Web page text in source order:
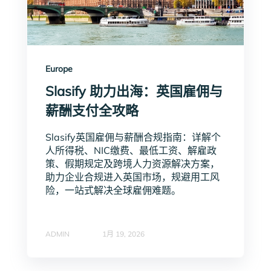
Europe
Slasify 助力出海：英国雇佣与
薪酬支付全攻略
Slasify英国雇佣与薪酬合规指南：详解个
人所得税、NIC缴费、最低工资、解雇政
策、假期规定及跨境人力资源解决方案，
助力企业合规进入英国市场，规避用工风
险，一站式解决全球雇佣难题。
ADMIN 1月 19, 2026